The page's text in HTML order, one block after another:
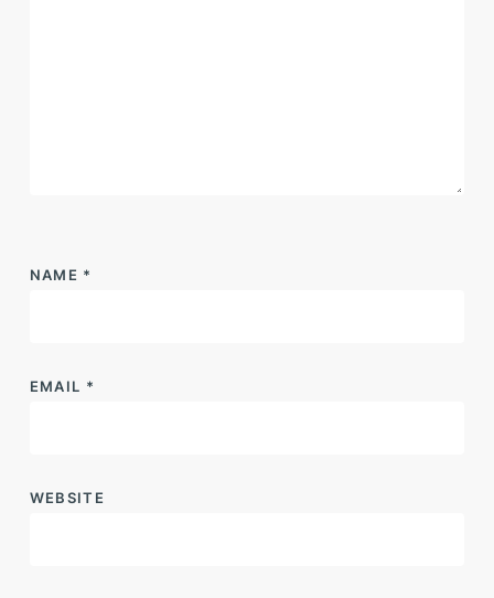
NAME *
EMAIL *
WEBSITE